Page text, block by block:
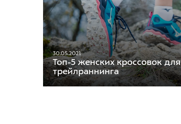
30.05.2021
Топ-5 женских кроссовок для
трейлраннинга